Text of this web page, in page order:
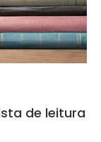
de leitura